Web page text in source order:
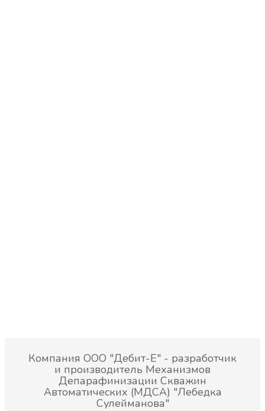
Компания ООО "Дебит-Е" - разработчик
и производитель Механизмов
Депарафинизации Скважин
Автоматических (МДСА) "Лебедка
Сулейманова"